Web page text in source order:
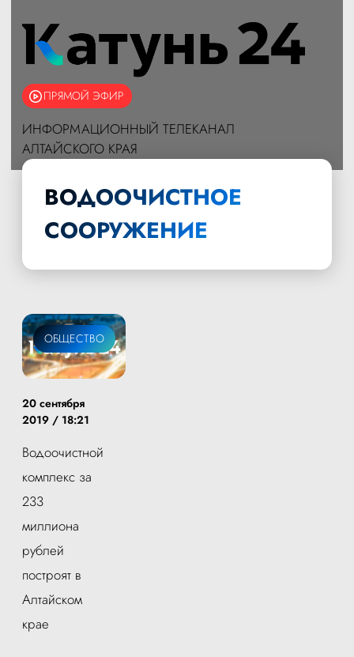
ПРЯМОЙ ЭФИР
ИНФОРМАЦИОННЫЙ ТЕЛЕКАНАЛ
АЛТАЙСКОГО КРАЯ
ВОДООЧИСТНОЕ
СООРУЖЕНИЕ
ОБЩЕСТВО
20 сентября
2019 / 18:21
Водоочистной
комплекс за
233
миллиона
рублей
построят в
Алтайском
крае